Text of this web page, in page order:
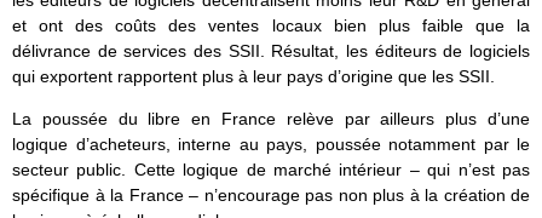
et ont des coûts des ventes locaux bien plus faible que la
délivrance de services des SSII. Résultat, les éditeurs de logiciels
qui exportent rapportent plus à leur pays d’origine que les SSII.
La poussée du libre en France relève par ailleurs plus d’une
logique d’acheteurs, interne au pays, poussée notamment par le
secteur public. Cette logique de marché intérieur – qui n’est pas
spécifique à la France – n’encourage pas non plus à la création de